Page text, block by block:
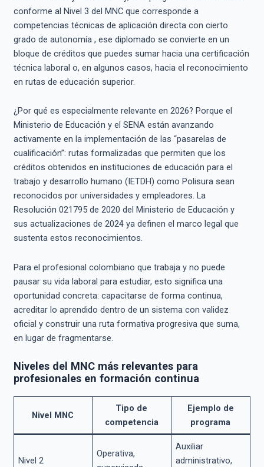
conforme al Nivel 3 del MNC que corresponde a
competencias técnicas de aplicación directa con cierto
grado de autonomía , ese diplomado se convierte en un
bloque de créditos que puedes sumar hacia una certificación
técnica laboral o, en algunos casos, hacia el reconocimiento
en rutas de educación superior.
¿Por qué es especialmente relevante en 2026? Porque el
Ministerio de Educación y el SENA están avanzando
activamente en la implementación de las “pasarelas de
cualificación”: rutas formalizadas que permiten que los
créditos obtenidos en instituciones de educación para el
trabajo y desarrollo humano (IETDH) como Polisura sean
reconocidos por universidades y empleadores. La
Resolución 021795 de 2020 del Ministerio de Educación y
sus actualizaciones de 2024 ya definen el marco legal que
sustenta estos reconocimientos.
Para el profesional colombiano que trabaja y no puede
pausar su vida laboral para estudiar, esto significa una
oportunidad concreta: capacitarse de forma continua,
acreditar lo aprendido dentro de un sistema con validez
oficial y construir una ruta formativa progresiva que suma,
en lugar de fragmentarse.
Niveles del MNC más relevantes para
profesionales en formación continua
Nivel MNC
Tipo de
competencia
Ejemplo de
programa
Nivel 2
Operativa,
Auxiliar
administrativo,